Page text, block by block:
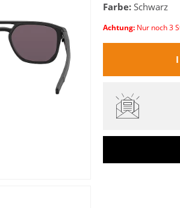
Farbe: Schwarz
Achtung: Nur noch 3